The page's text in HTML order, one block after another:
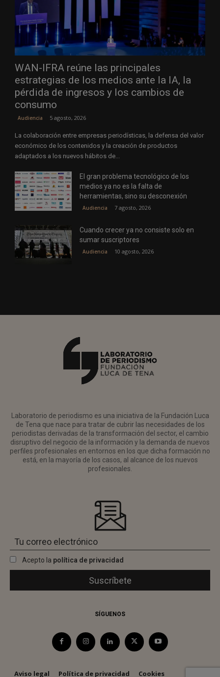
WAN-IFRA reúne las principales
estrategias de los medios ante la IA, la
pérdida de ingresos y los cambios de
consumo
Audiencia 5 agosto, 2026
La colaboración entre empresas periodísticas, la defensa del valor
económico de los contenidos y la creación de productos
adaptados a los nuevos hábitos de...
El gran problema tecnológico de los
medios ya no es la falta de
herramientas, sino su desconexión
Audiencia 7 agosto, 2026
Cuando crecer ya no consiste solo en
sumar suscriptores
Audiencia 10 agosto, 2026
Laboratorio de periodismo es una iniciativa de la Fundación Luca
de Tena que nace para tratar de cubrir las necesidades de los
periodistas derivadas de la transformación del sector, el cambio
disruptivo del negocio de la información y la demanda de nuevos
perfiles profesionales en entornos en los que dicha formación no
está, en la mayoría de los casos, al alcance de los nuevos
profesionales.
Acepto la política de privacidad
SÍGUENOS
Aviso legal Política de privacidad Cookies